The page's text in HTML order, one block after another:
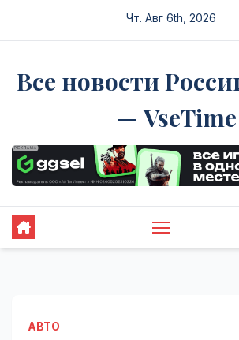
Чт. Авг 6th, 2026
Все новости
— VseTime
АВТО